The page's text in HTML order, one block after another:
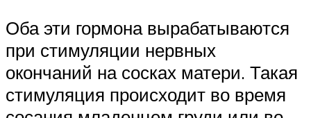
Оба эти гормона вырабатываются
при стимуляции нервных
окончаний на сосках матери. Такая
стимуляция происходит во время